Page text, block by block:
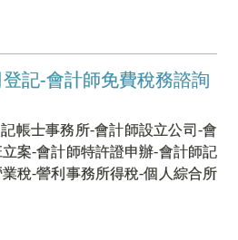
記-會計師免費稅務諮詢
帳士事務所-會計師設立公司-會
案-會計師特許證申辦-會計師記
稅-謍利事務所得稅-個人綜合所